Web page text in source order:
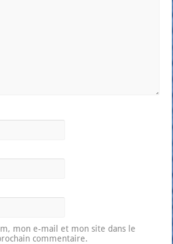
mon e-mail et mon site dans le
commentaire.